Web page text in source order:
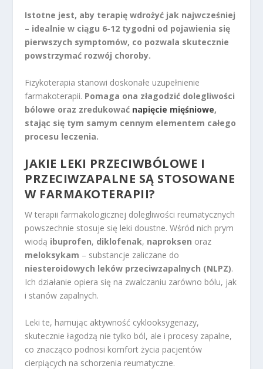
Istotne jest, aby terapię wdrożyć jak najwcześniej
– idealnie w ciągu 6-12 tygodni od pojawienia się
pierwszych symptomów, co pozwala skutecznie
powstrzymać rozwój choroby.
Fizykoterapia stanowi doskonałe uzupełnienie
farmakoterapii. Pomaga ona złagodzić dolegliwości
bólowe oraz zredukować napięcie mięśniowe,
stając się tym samym cennym elementem całego
procesu leczenia.
JAKIE LEKI PRZECIWBÓLOWE I
PRZECIWZAPALNE SĄ STOSOWANE
W FARMAKOTERAPII?
W terapii farmakologicznej dolegliwości reumatycznych
powszechnie stosuje się leki doustne. Wśród nich prym
wiodą ibuprofen, diklofenak, naproksen oraz
meloksykam – substancje zaliczane do
niesteroidowych leków przeciwzapalnych (NLPZ).
Ich działanie opiera się na zwalczaniu zarówno bólu, jak
i stanów zapalnych.
Leki te, hamując aktywność cyklooksygenazy,
skutecznie łagodzą nie tylko ból, ale i procesy zapalne,
co znacząco podnosi komfort życia pacjentów
cierpiących na schorzenia reumatyczne.